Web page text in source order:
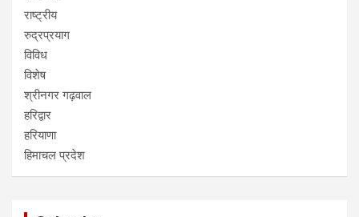
राष्ट्रीय
रुद्रप्रयाग
विविध
विशेष
श्रीनगर गढ़वाल
हरिद्वार
हरियाणा
हिमाचल प्रदेश